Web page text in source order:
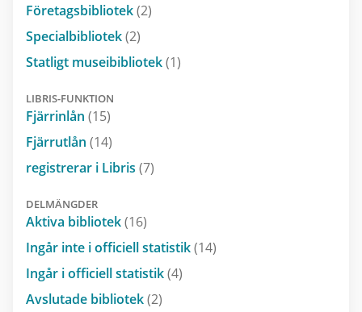
Företagsbibliotek(2)
Specialbibliotek(2)
Statligt museibibliotek(1)
LIBRIS-FUNKTION
Fjärrinlån (15)
Fjärrutlån (14)
registrerar i Libris (7)
DELMÄNGDER
Aktiva bibliotek(16)
Ingår inte i officiell statistik(14)
Ingår i officiell statistik(4)
Avslutade bibliotek(2)